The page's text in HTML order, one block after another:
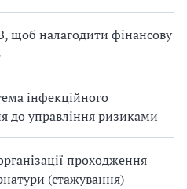
щоб налагодити фінансову
інфекційного
до управління ризиками
проходження
(стажування)